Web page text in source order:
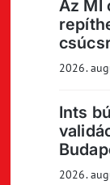
Az MI
2026.
Ints
2026.